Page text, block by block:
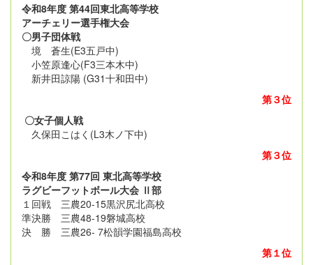
令和8年度 第44回東北高等学校
アーチェリー選手権大会
〇男子団体戦
境 蒼生(E3五戸中)
小笠原逢心(F3三本木中)
新井田諒陽 (G31十和田中)
第３位
〇女子個人戦
久保田こはく(L3木ノ下中)
第３位
令和8年度 第77回 東北高等学校
ラグビーフットボール大会 Ⅱ部
１回戦 三農20-15黒沢尻北高校
準決勝 三農48-19磐城高校
決 勝 三農26- 7松韻学園福島高校
第１位